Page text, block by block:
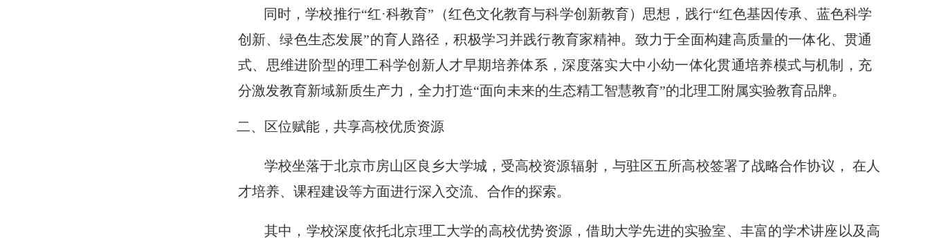
同时，学校推行“红·科教育”（红色文化教育与科学创新教育）思想，践行“红色基因传承、蓝色科学
创新、绿色生态发展”的育人路径，积极学习并践行教育家精神。致力于全面构建高质量的一体化、贯通
式、思维进阶型的理工科学创新人才早期培养体系，深度落实大中小幼一体化贯通培养模式与机制，充
分激发教育新域新质生产力，全力打造“面向未来的生态精工智慧教育”的北理工附属实验教育品牌。
二、区位赋能，共享高校优质资源
学校坐落于北京市房山区良乡大学城，受高校资源辐射，与驻区五所高校签署了战略合作协议， 在人
才培养、课程建设等方面进行深入交流、合作的探索。
其中，学校深度依托北京理工大学的高校优势资源，借助大学先进的实验室、丰富的学术讲座以及高